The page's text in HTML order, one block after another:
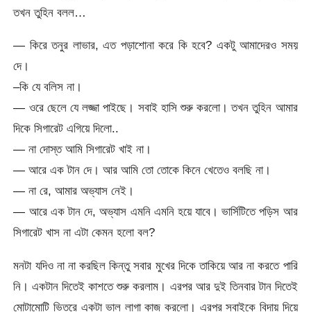
তখন তুহিন বলল…
— কিরে তনুর লাভার, এত পড়াশোনা করে কি হবে? একটু আমাদেরও সময়
দে।
–কি যে বলিস না।
— ওরে ছেলে যে লজ্জা পাইছে। সবাই হাসি শুরু করলো। তখন তুহিন আমার
দিকে সিগারেট এগিয়ে দিলো..
— না দোস্ত আমি সিগারেট খাই না।
— আরে এক টান দে। আর আমি তো তোকে কিনে খেতেও বলছি না।
— না রে, আমার অভ্যাস নেই।
— আরে এক টান দে, অভ্যাস এমনি এমনি হয়ে যাবে। ভার্সিটিতে পড়িস আর
সিগারেট খাস না এটা কেমন হলো বল?
মনটা যদিও না না করছিল কিন্তু সবার মুখের দিকে তাকিয়ে আর না করতে পারি
নি। একটান দিতেই কাশতে শুরু করলাম। এরপর আর দুই তিনবার টান দিতেই
মোটামোটি ভিতরে একটা ভাল লাগা কাজ করলো। এরপর সবাইকে বিদায় দিয়ে